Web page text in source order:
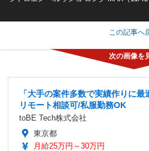
この記事へ
「大手の案件多数で実績作りに
リモート相談可/私服勤務OK
toBE Tech株式会社
東京都
月給25万円～30万円